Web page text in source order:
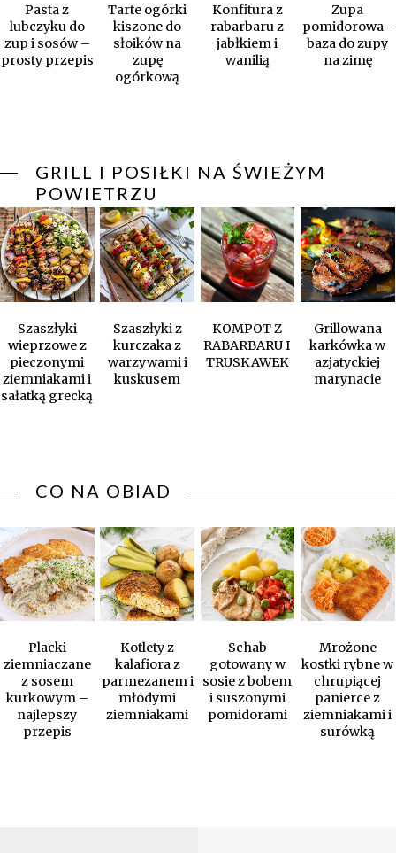
Pasta z
lubczyku do
zup i sosów –
prosty przepis
Tarte ogórki
kiszone do
słoików na
zupę
ogórkową
Konfitura z
rabarbaru z
jabłkiem i
wanilią
Zupa
pomidorowa -
baza do zupy
na zimę
GRILL I POSIŁKI NA ŚWIEŻYM
POWIETRZU
Szaszłyki
wieprzowe z
pieczonymi
ziemniakami i
sałatką grecką
Szaszłyki z
kurczaka z
warzywami i
kuskusem
KOMPOT Z
RABARBARU I
TRUSKAWEK
Grillowana
karkówka w
azjatyckiej
marynacie
CO NA OBIAD
Placki
ziemniaczane
z sosem
kurkowym –
najlepszy
przepis
Kotlety z
kalafiora z
parmezanem i
młodymi
ziemniakami
Schab
gotowany w
sosie z bobem
i suszonymi
pomidorami
Mrożone
kostki rybne w
chrupiącej
panierce z
ziemniakami i
surówką